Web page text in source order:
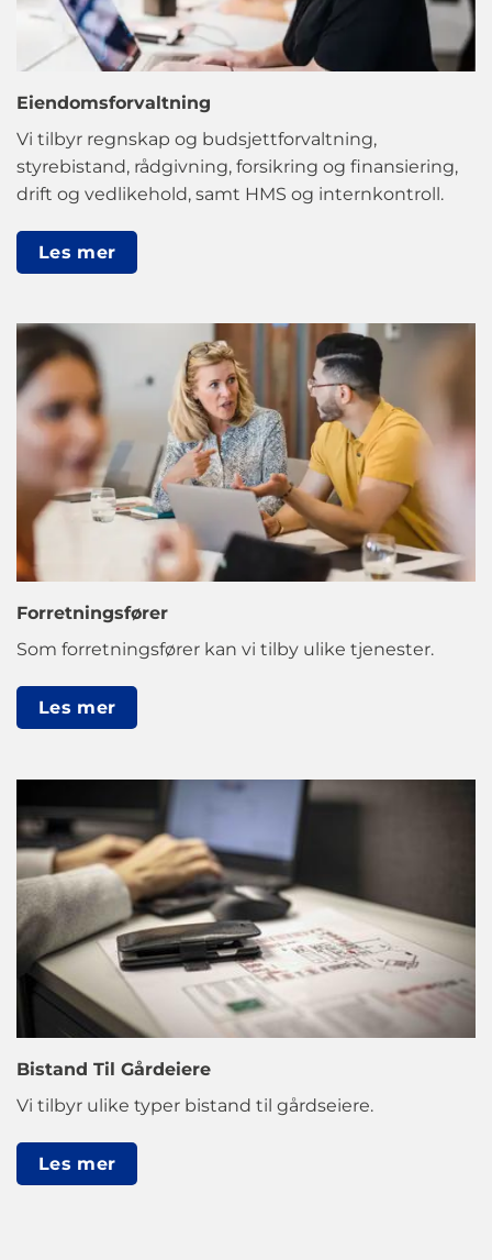
Eiendomsforvaltning
Vi tilbyr regnskap og budsjettforvaltning,
styrebistand, rådgivning, forsikring og finansiering,
drift og vedlikehold, samt HMS og internkontroll.
Les mer
Forretningsfører
Som forretningsfører kan vi tilby ulike tjenester.
Les mer
Bistand Til Gårdeiere
Vi tilbyr ulike typer bistand til gårdseiere.
Les mer